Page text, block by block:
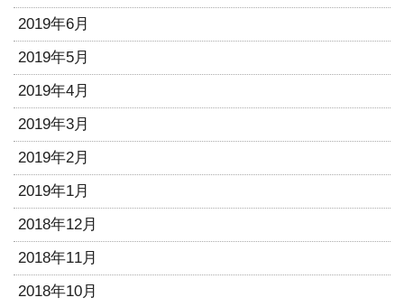
2019年6月
2019年5月
2019年4月
2019年3月
2019年2月
2019年1月
2018年12月
2018年11月
2018年10月